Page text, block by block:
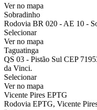
Ver no mapa
Sobradinho
Rodovia BR 020 - AE 10 -
Selecionar
Ver no mapa
Taguatinga
QS 03 - Pistão Sul CEP
da Vinci.
Selecionar
Ver no mapa
Vicente Pires EPTG
Rodovia EPTG, Vicente